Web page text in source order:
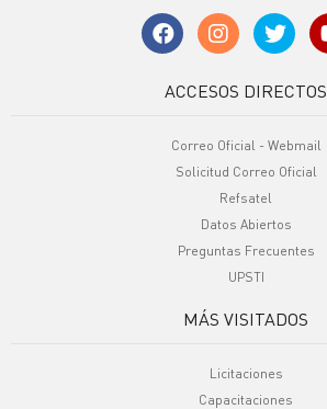
ACCESOS DIRECTOS
Correo Oficial - Webmail
Solicitud Correo Oficial
Refsatel
Datos Abiertos
Preguntas Frecuentes
UPSTI
MÁS VISITADOS
Licitaciones
Capacitaciones